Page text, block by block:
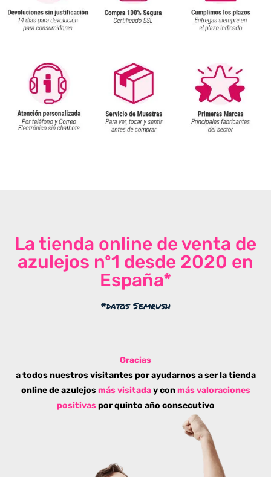
La tienda online de venta de
azulejos nº1 desde 2020 en
España*
*datos Semrush
Gracias
a todos nuestros visitantes por ayudarnos a ser la tienda
online de azulejos más visitaday conmás valoraciones
positivaspor quinto año consecutivo